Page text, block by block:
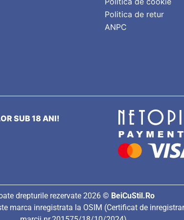
Politica de retur
ANPC
SUB 18 ANI!
drepturile rezervate 2026 © BeiCuStil.Ro
marca inregistrata la OSIM (Certificat de